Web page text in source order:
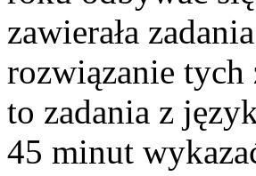
zawierała
rozwiązanie tych
to zadania z
45 minut